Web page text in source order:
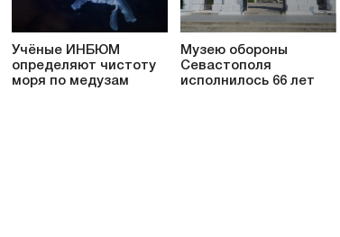
Учёные ИНБЮМ
определяют чистоту
моря по медузам
Музею обороны
Севастополя
исполнилось 66 лет